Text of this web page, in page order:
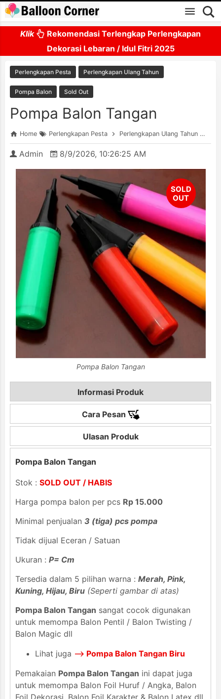
Skip to main content
Klik
Rekomendasi Terlengkap Perlengkapan
Dekorasi Lebaran / Idul Fitri 2025
Perlengkapan Pesta Perlengkapan Ulang Tahun
Pompa Balon Sold Out
Pompa Balon Tangan
Home Perlengkapan Pesta Perlengkapan Ulang Tahun
Admin 8/9/2026, 10:26:25 AM
Pompa Balon Tangan
Informasi Produk
Pompa Balon Tangan
Stok : SOLD OUT / HABIS
Harga pompa balon per pcs Rp 15.000
Minimal penjualan 3 (tiga) pcs pompa
Tidak dijual Eceran / Satuan
Ukuran : P= Cm
Tersedia dalam 5 pilihan warna : Merah, Pink,
Kuning, Hijau, Biru (Seperti gambar di atas)
Pompa Balon Tangan sangat cocok digunakan
untuk memompa Balon Pentil / Balon Twisting /
Balon Magic dll
Lihat juga --> Pompa Balon Tangan Biru
Pemakaian Pompa Balon Tangan ini dapat juga
untuk memompa Balon Foil Huruf / Angka, Balon
Foil Dekorasi, Balon Foil Karakter & Balon Latex dll
Cara Pesan
Ulasan Produk